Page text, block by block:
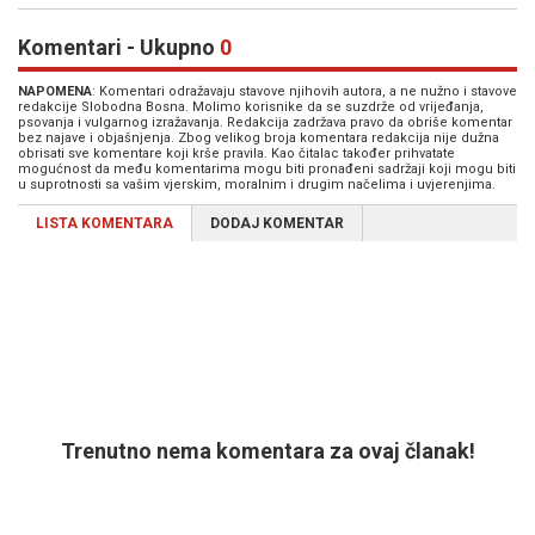
Komentari - Ukupno 0
NAPOMENA: Komentari odražavaju stavove njihovih autora, a ne nužno i stavove
redakcije Slobodna Bosna. Molimo korisnike da se suzdrže od vrijeđanja,
psovanja i vulgarnog izražavanja. Redakcija zadržava pravo da obriše komentar
bez najave i objašnjenja. Zbog velikog broja komentara redakcija nije dužna
obrisati sve komentare koji krše pravila. Kao čitalac također prihvatate
mogućnost da među komentarima mogu biti pronađeni sadržaji koji mogu biti
u suprotnosti sa vašim vjerskim, moralnim i drugim načelima i uvjerenjima.
LISTA KOMENTARA DODAJ KOMENTAR
Trenutno nema komentara za ovaj članak!